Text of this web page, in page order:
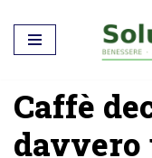
Vai
contenuto
Caffè
davvero